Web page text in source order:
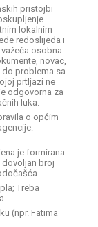
pristojbi
lokalnim
redoslijeda i
osobna
novac,
problema sa
prtljazi ne
odgovorna za
luka.
o općim
je formirana
dovoljan broj
Treba
(npr. Fatima